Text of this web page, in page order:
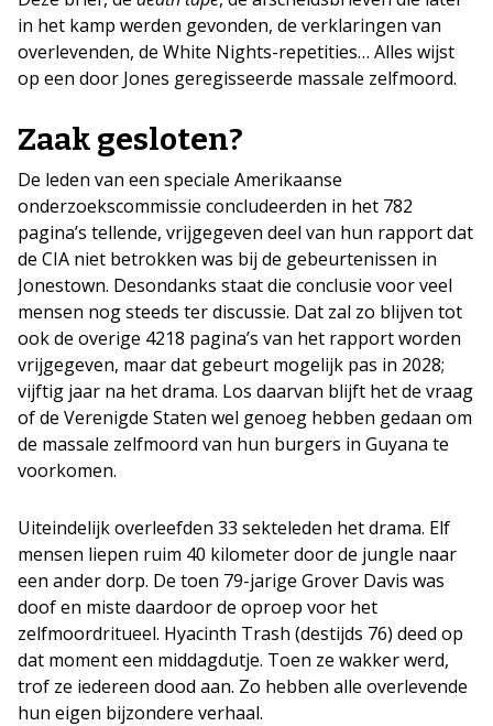
in het kamp werden gevonden, de verklaringen van
overlevenden, de White Nights-repetities… Alles wijst
op een door Jones geregisseerde massale zelfmoord.
Zaak gesloten?
De leden van een speciale Amerikaanse
onderzoekscommissie concludeerden in het 782
pagina’s tellende, vrijgegeven deel van hun rapport dat
de CIA niet betrokken was bij de gebeurtenissen in
Jonestown. Desondanks staat die conclusie voor veel
mensen nog steeds ter discussie. Dat zal zo blijven tot
ook de overige 4218 pagina’s van het rapport worden
vrijgegeven, maar dat gebeurt mogelijk pas in 2028;
vijftig jaar na het drama. Los daarvan blijft het de vraag
of de Verenigde Staten wel genoeg hebben gedaan om
de massale zelfmoord van hun burgers in Guyana te
voorkomen.
Uiteindelijk overleefden 33 sekteleden het drama. Elf
mensen liepen ruim 40 kilometer door de jungle naar
een ander dorp. De toen 79-jarige Grover Davis was
doof en miste daardoor de oproep voor het
zelfmoordritueel. Hyacinth Trash (destijds 76) deed op
dat moment een middagdutje. Toen ze wakker werd,
trof ze iedereen dood aan. Zo hebben alle overlevende
hun eigen bijzondere verhaal.